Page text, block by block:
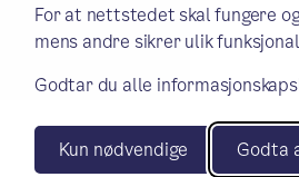
For at nettstedet skal fungere
mens andre sikrer ulik
Godtar du alle
Kun nødvendige Godta